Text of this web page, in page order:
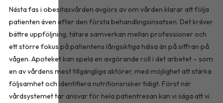
Nästa fas i obesitasvården avgörs av om vården klarar att följa
patienten även efter den första behandlingsinsatsen. Det kräver
bättre uppföljning, tätare samverkan mellan professioner och
ett större fokus på patientens långsiktiga hälsa än på siffran på
vågen. Apoteket kan spela en avgörande roll i det arbetet – som
en av vårdens mest tillgängliga aktörer, med möjlighet att stärka
följsamhet och identifiera nutritionsrisker tidigt. Först när
vårdsystemet tar ansvar för hela patientresan kan vi säga att vi